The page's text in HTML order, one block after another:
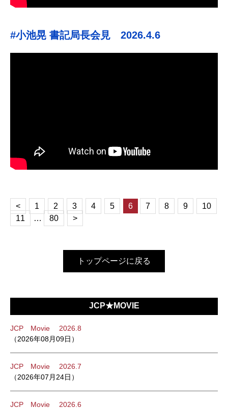
#小池晃 書記局長会見 2026.4.6
< 1 2 3 4 5 6 7 8 9
10
11
… 80 >
トップページに戻る
JCP★MOVIE
JCP Movie 2026.8
（2026年08月09日）
JCP Movie 2026.7
（2026年07月24日）
JCP Movie 2026.6